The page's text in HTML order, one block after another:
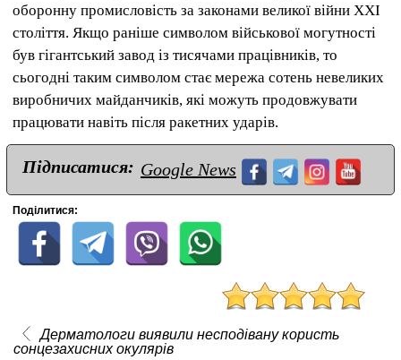
оборонну промисловість за законами великої війни XXI
століття. Якщо раніше символом військової могутності
був гігантський завод із тисячами працівників, то
сьогодні таким символом стає мережа сотень невеликих
виробничих майданчиків, які можуть продовжувати
працювати навіть після ракетних ударів.
Підписатися: Google News
Поділитися:
Дерматологи виявили несподівану користь
сонцезахисних окулярів